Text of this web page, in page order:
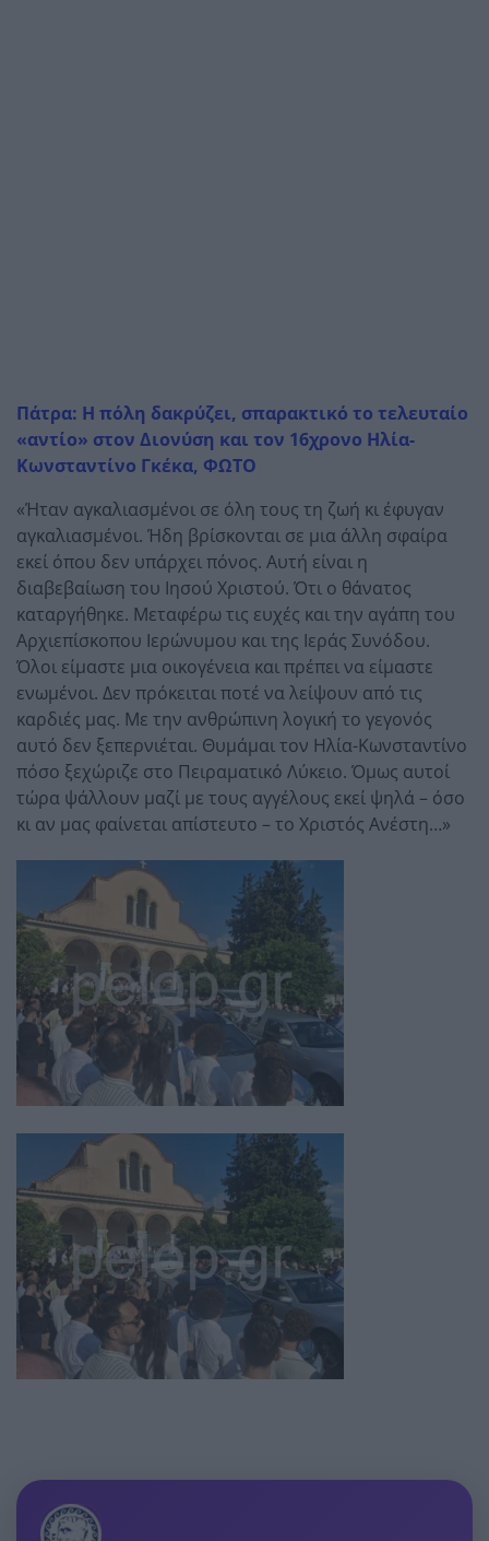
Πάτρα: Η πόλη δακρύζει, σπαρακτικό το τελευταίο
«αντίο» στον Διονύση και τον 16χρονο Ηλία-
Κωνσταντίνο Γκέκα, ΦΩΤΟ
«Ήταν αγκαλιασμένοι σε όλη τους τη ζωή κι έφυγαν
αγκαλιασμένοι. Ήδη βρίσκονται σε μια άλλη σφαίρα
εκεί όπου δεν υπάρχει πόνος. Αυτή είναι η
διαβεβαίωση του Ιησού Χριστού. Ότι ο θάνατος
καταργήθηκε. Μεταφέρω τις ευχές και την αγάπη του
Αρχιεπίσκοπου Ιερώνυμου και της Ιεράς Συνόδου.
Όλοι είμαστε μια οικογένεια και πρέπει να είμαστε
ενωμένοι. Δεν πρόκειται ποτέ να λείψουν από τις
καρδιές μας. Με την ανθρώπινη λογική το γεγονός
αυτό δεν ξεπερνιέται. Θυμάμαι τον Ηλία-Κωνσταντίνο
πόσο ξεχώριζε στο Πειραματικό Λύκειο. Όμως αυτοί
τώρα ψάλλουν μαζί με τους αγγέλους εκεί ψηλά – όσο
κι αν μας φαίνεται απίστευτο – το Χριστός Ανέστη…»